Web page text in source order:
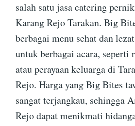
salah satu jasa catering
Karang Rejo Tarakan. Big
berbagai menu sehat dan
untuk berbagai acara, seperti
atau perayaan keluarga di
Rejo. Harga yang Big Bites
sangat terjangkau, sehingga
Rejo dapat menikmati